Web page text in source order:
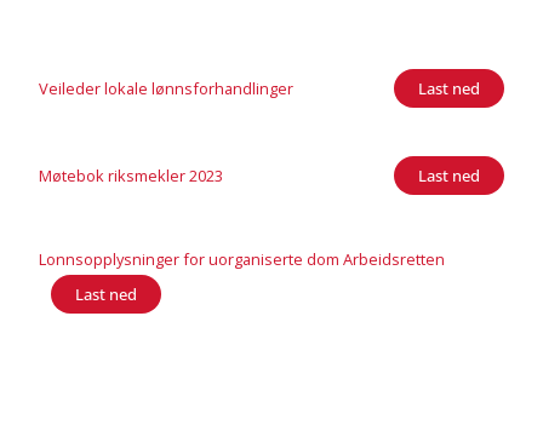
Veileder lokale lønnsforhandlinger Last ned
Møtebok riksmekler 2023 Last ned
Lonnsopplysninger for uorganiserte dom Arbeidsretten
Last ned